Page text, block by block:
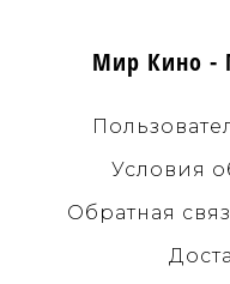
Мир Кино -
Условия
Обратная